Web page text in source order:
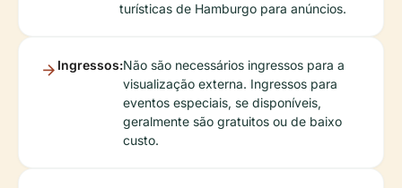
turísticas de Hamburgo para anúncios.
Ingressos:Não são necessários ingressos para a
visualização externa. Ingressos para
eventos especiais, se disponíveis,
geralmente são gratuitos ou de baixo
custo.